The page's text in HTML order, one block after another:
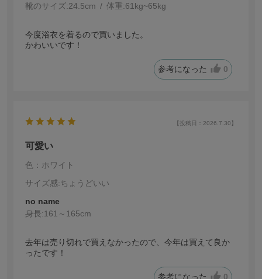
靴のサイズ:24.5cm 体重:61kg~65kg
今度浴衣を着るので買いました。
かわいいです！
参考になった 0
【投稿日：2026.7.30】
可愛い
色：ホワイト
サイズ感:ちょうどいい
no name
身長:161～165cm
去年は売り切れで買えなかったので、今年は買えて良か
ったです！
参考になった 0